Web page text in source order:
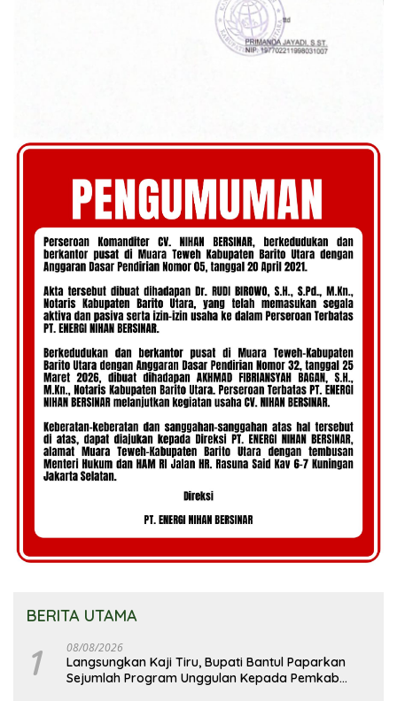
BERITA UTAMA
1 08/08/2026
Langsungkan Kaji Tiru, Bupati Bantul Paparkan
Sejumlah Program Unggulan Kepada Pemkab